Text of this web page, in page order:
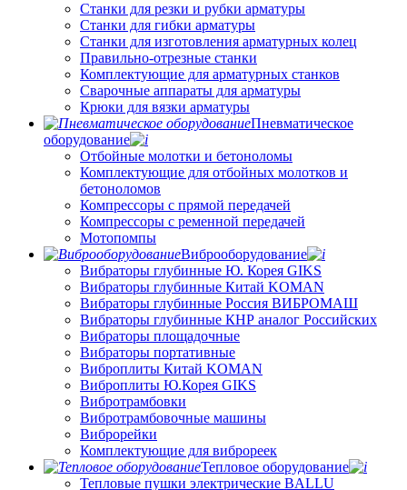
Станки для резки и рубки арматуры
Станки для гибки арматуры
Станки для изготовления арматурных колец
Правильно-отрезные станки
Комплектующие для арматурных станков
Сварочные аппараты для арматуры
Крюки для вязки арматуры
Пневматическое
оборудование
Отбойные молотки и бетоноломы
Комплектующие для отбойных молотков и
бетоноломов
Компрессоры с прямой передачей
Компрессоры с ременной передачей
Мотопомпы
Виброоборудование
Вибраторы глубинные Ю. Корея GIKS
Вибраторы глубинные Китай KOMAN
Вибраторы глубинные Россия ВИБРОМАШ
Вибраторы глубинные КНР аналог Российских
Вибраторы площадочные
Вибраторы портативные
Виброплиты Китай KOMAN
Виброплиты Ю.Корея GIKS
Вибротрамбовки
Вибротрамбовочные машины
Виброрейки
Комплектующие для виброреек
Тепловое оборудование
Тепловые пушки электрические BALLU